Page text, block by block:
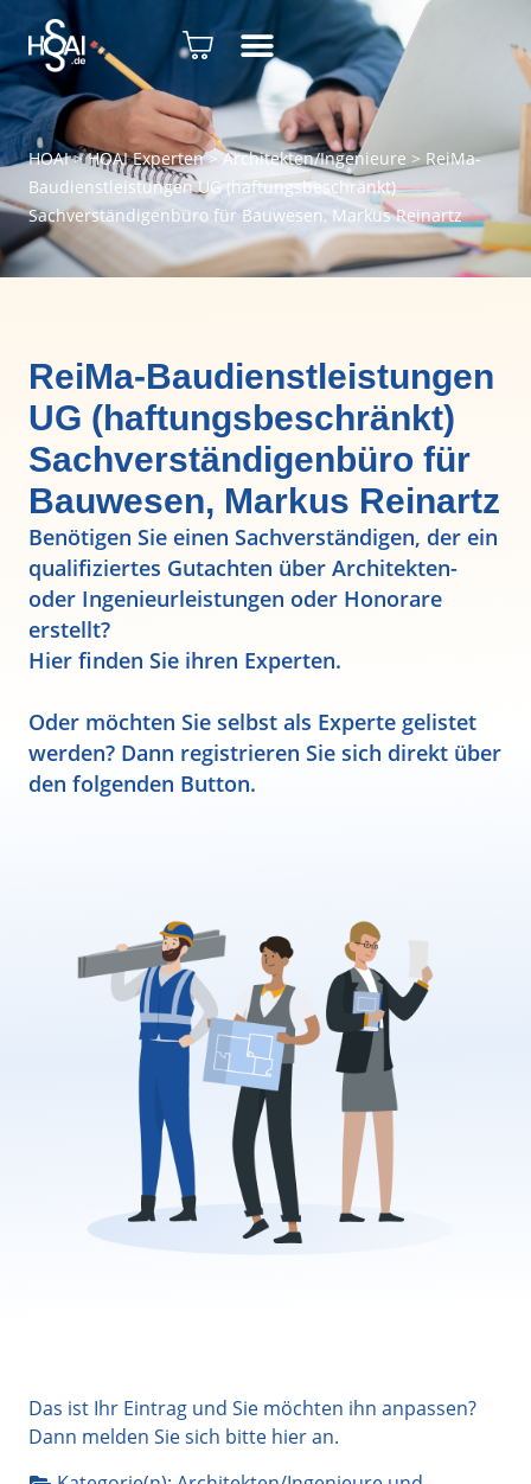
HOAI>HOAI Experten>Architekten/Ingenieure > ReiMa-
Baudienstleistungen UG (haftungsbeschränkt)
Sachverständigenbüro für Bauwesen, Markus Reinartz
ReiMa-Baudienstleistungen
UG (haftungsbeschränkt)
Sachverständigenbüro für
Bauwesen, Markus Reinartz
Benötigen Sie einen Sachverständigen, der ein
qualifiziertes Gutachten über Architekten-
oder Ingenieurleistungen oder Honorare
erstellt?
Hier finden Sie ihren Experten.
Oder möchten Sie selbst als Experte gelistet
werden? Dann registrieren Sie sich direkt über
den folgenden Button.
Das ist Ihr Eintrag und Sie möchten ihn anpassen?
Dann melden Sie sich bitte hieran.